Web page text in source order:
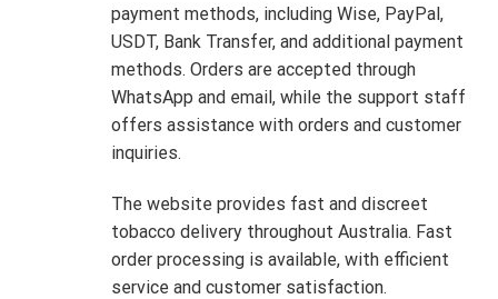
payment methods, including Wise, PayPal,
USDT, Bank Transfer, and additional payment
methods. Orders are accepted through
WhatsApp and email, while the support staff
offers assistance with orders and customer
inquiries.
The website provides fast and discreet
tobacco delivery throughout Australia. Fast
order processing is available, with efficient
service and customer satisfaction.